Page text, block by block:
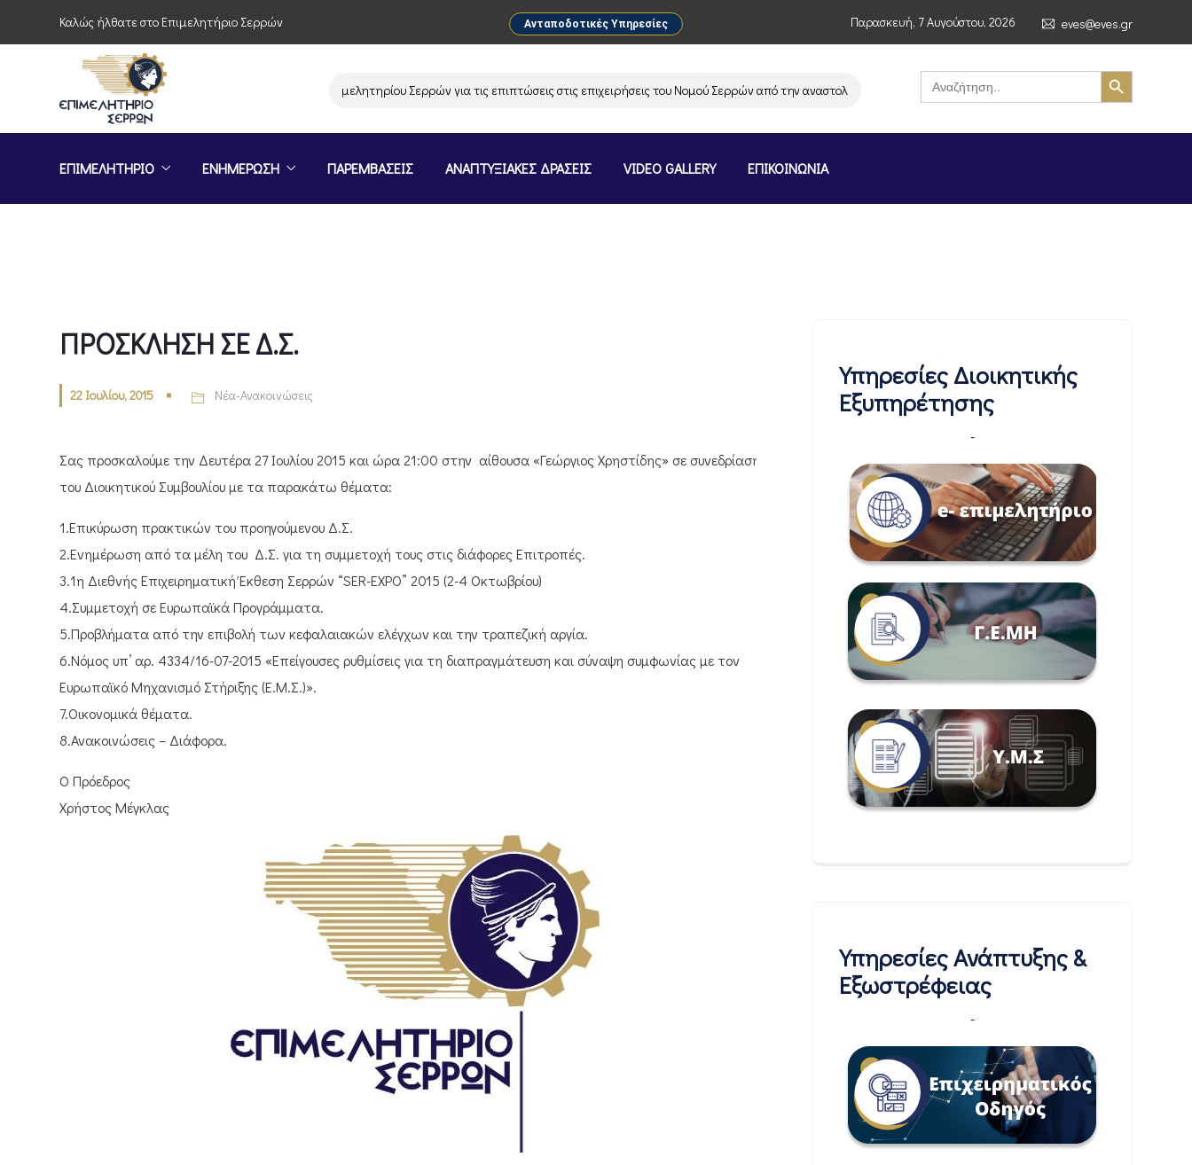
Καλώς ήλθατε στο Επιμελητήριο Σερρών Ανταποδοτικές Υπηρεσίες Παρασκευή, 7 Αυγούστου, 2026 eves@eves.gr
Παρέμβαση του Επιμελητηρίου Σερρών για τις επιπτώσεις στις επιχειρήσεις του Νομού Σερρών από την αναστολή λειτουργίας της αλυσίδας σούπερ μάρκετ MERE στην Ελλάδα –
Search
for:
Search Button
ΕΠΙΜΕΛΗΤΗΡΙΟ ΕΝΗΜΕΡΩΣΗ ΠΑΡΕΜΒΑΣΕΙΣ ΑΝΑΠΤΥΞΙΑΚΕΣ ΔΡΑΣΕΙΣ VIDEO GALLERY ΕΠΙΚΟΙΝΩΝΙΑ
ΠΡΟΣΚΛΗΣΗ ΣΕ Δ.Σ.
22 Ιουλίου, 2015 Νέα-Ανακοινώσεις
Σας προσκαλούμε την Δευτέρα 27 Ιουλίου 2015 και ώρα 21:00 στην αίθουσα «Γεώργιος Χρηστίδης» σε συνεδρίαση
του Διοικητικού Συμβουλίου με τα παρακάτω θέματα:
1.Επικύρωση πρακτικών του προηγούμενου Δ.Σ.
2.Ενημέρωση από τα μέλη του Δ.Σ. για τη συμμετοχή τους στις διάφορες Επιτροπές.
3.1η Διεθνής Επιχειρηματική Έκθεση Σερρών “SER-EXPO” 2015 (2-4 Οκτωβρίου)
4.Συμμετοχή σε Ευρωπαϊκά Προγράμματα.
5.Προβλήματα από την επιβολή των κεφαλαιακών ελέγχων και την τραπεζική αργία.
6.Νόμος υπ’ αρ. 4334/16-07-2015 «Επείγουσες ρυθμίσεις για τη διαπραγμάτευση και σύναψη συμφωνίας με τον
Ευρωπαϊκό Μηχανισμό Στήριξης (Ε.Μ.Σ.)».
7.Οικονομικά θέματα.
8.Ανακοινώσεις – Διάφορα.
Ο Πρόεδρος
Χρήστος Μέγκλας
Υπηρεσίες Διοικητικής
Εξυπηρέτησης
-
Υπηρεσίες Ανάπτυξης &
Εξωστρέφειας
-